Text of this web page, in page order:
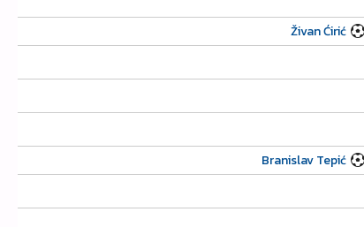
Živan Ćirić
Branislav Tepić